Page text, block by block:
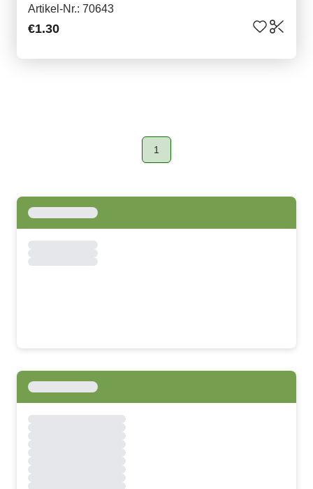
Artikel-Nr.: 70643
€1.30
Page
1